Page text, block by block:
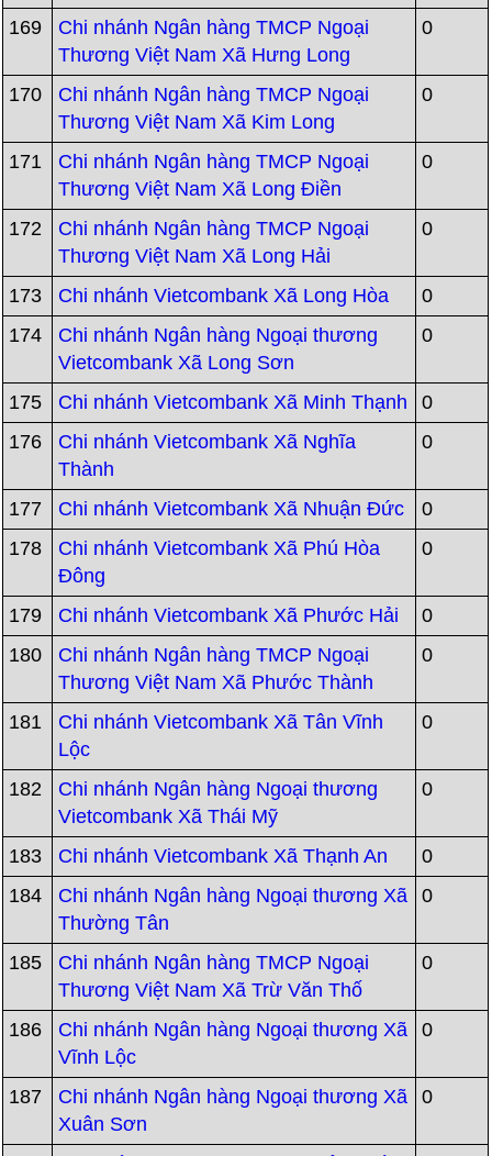
169
Chi nhánh Ngân hàng TMCP Ngoại
Thương Việt Nam Xã Hưng Long
0
170
Chi nhánh Ngân hàng TMCP Ngoại
Thương Việt Nam Xã Kim Long
0
171
Chi nhánh Ngân hàng TMCP Ngoại
Thương Việt Nam Xã Long Điền
0
172
Chi nhánh Ngân hàng TMCP Ngoại
Thương Việt Nam Xã Long Hải
0
173 Chi nhánh Vietcombank Xã Long Hòa
0
174
Chi nhánh Ngân hàng Ngoại thương
Vietcombank Xã Long Sơn
0
175 Chi nhánh Vietcombank Xã Minh Thạnh
0
176
Chi nhánh Vietcombank Xã Nghĩa
Thành
0
177 Chi nhánh Vietcombank Xã Nhuận Đức
0
178
Chi nhánh Vietcombank Xã Phú Hòa
Đông
0
179 Chi nhánh Vietcombank Xã Phước Hải
0
180
Chi nhánh Ngân hàng TMCP Ngoại
Thương Việt Nam Xã Phước Thành
0
181
Chi nhánh Vietcombank Xã Tân Vĩnh
Lộc
0
182
Chi nhánh Ngân hàng Ngoại thương
Vietcombank Xã Thái Mỹ
0
183 Chi nhánh Vietcombank Xã Thạnh An
0
184
Chi nhánh Ngân hàng Ngoại thương Xã
Thường Tân
0
185
Chi nhánh Ngân hàng TMCP Ngoại
Thương Việt Nam Xã Trừ Văn Thố
0
186
Chi nhánh Ngân hàng Ngoại thương Xã
Vĩnh Lộc
0
187
Chi nhánh Ngân hàng Ngoại thương Xã
Xuân Sơn
0